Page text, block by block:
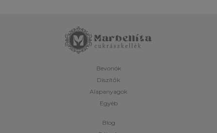
Bevonók
Díszítők
Alapanyagok
Egyéb
Blog